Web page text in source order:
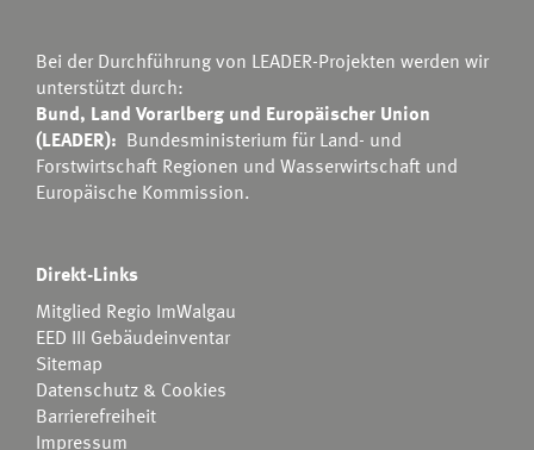
Bei der Durchführung von LEADER-Projekten werden wir
unterstützt durch:
Bund, Land Vorarlberg und Europäischer Union
(LEADER): Bundesministerium für Land- und
Forstwirtschaft Regionen und Wasserwirtschaft und
Europäische Kommission.
Direkt-Links
Mitglied Regio ImWalgau
EED III Gebäudeinventar
Sitemap
Datenschutz & Cookies
Barrierefreiheit
Impressum